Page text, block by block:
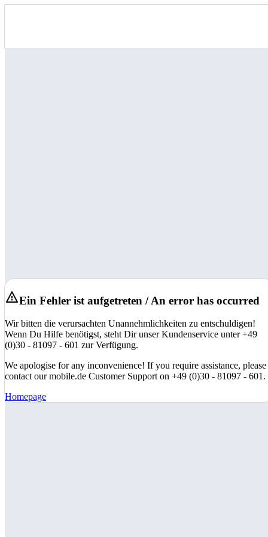
Ein Fehler ist aufgetreten / An error has occurred
Wir bitten die verursachten Unannehmlichkeiten zu entschuldigen!
Wenn Du Hilfe benötigst, steht Dir unser Kundenservice unter +49
(0)30 - 81097 - 601 zur Verfügung.
We apologise for any inconvenience! If you require assistance, please
contact our mobile.de Customer Support on +49 (0)30 - 81097 - 601.
Homepage